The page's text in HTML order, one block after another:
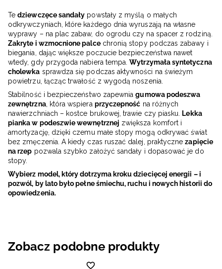
Tedziewczęce sandały powstały z myślą o małych
odkrywczyniach, które każdego dnia wyruszają na własne
wyprawy – na plac zabaw, do ogrodu czy na spacer z rodziną.
Zakryte i wzmocnione palcechronią stopy podczas zabawy i
biegania, dając większe poczucie bezpieczeństwa nawet
wtedy, gdy przygoda nabiera tempa.Wytrzymała syntetyczna
cholewka sprawdza się podczas aktywności na świeżym
powietrzu, łącząc trwałość z wygodą noszenia.
Stabilność i bezpieczeństwo zapewniagumowa podeszwa
zewnętrzna, która wspiera przyczepność na różnych
nawierzchniach – kostce brukowej, trawie czy piasku. Lekka
pianka w podeszwie wewnętrznej zwiększa komfort i
amortyzację, dzięki czemu małe stopy mogą odkrywać świat
bez zmęczenia. A kiedy czas ruszać dalej, praktycznezapięcie
na rzep pozwala szybko założyć sandały i dopasować je do
stopy.
Wybierz model, który dotrzyma kroku dziecięcej energii – i
pozwól, by lato było pełne śmiechu, ruchu i nowych historii do
opowiedzenia.
Zobacz podobne produkty